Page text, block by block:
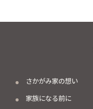
さかがみ家の想い
家族になる前に